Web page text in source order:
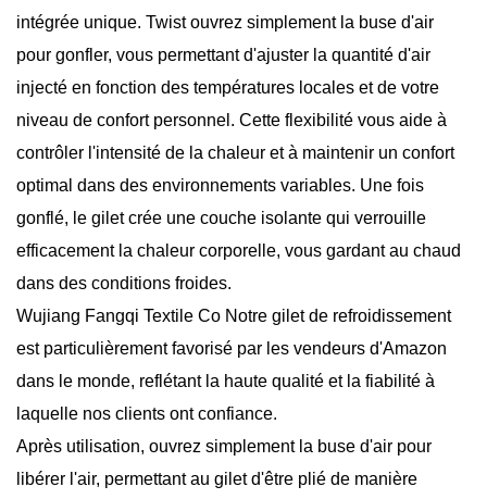
intégrée unique. Twist ouvrez simplement la buse d'air
pour gonfler, vous permettant d'ajuster la quantité d'air
injecté en fonction des températures locales et de votre
niveau de confort personnel. Cette flexibilité vous aide à
contrôler l'intensité de la chaleur et à maintenir un confort
optimal dans des environnements variables. Une fois
gonflé, le gilet crée une couche isolante qui verrouille
efficacement la chaleur corporelle, vous gardant au chaud
dans des conditions froides.
Wujiang Fangqi Textile Co Notre gilet de refroidissement
est particulièrement favorisé par les vendeurs d'Amazon
dans le monde, reflétant la haute qualité et la fiabilité à
laquelle nos clients ont confiance.
Après utilisation, ouvrez simplement la buse d'air pour
libérer l'air, permettant au gilet d'être plié de manière